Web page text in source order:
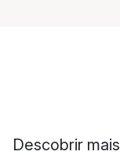
Descobrir mais